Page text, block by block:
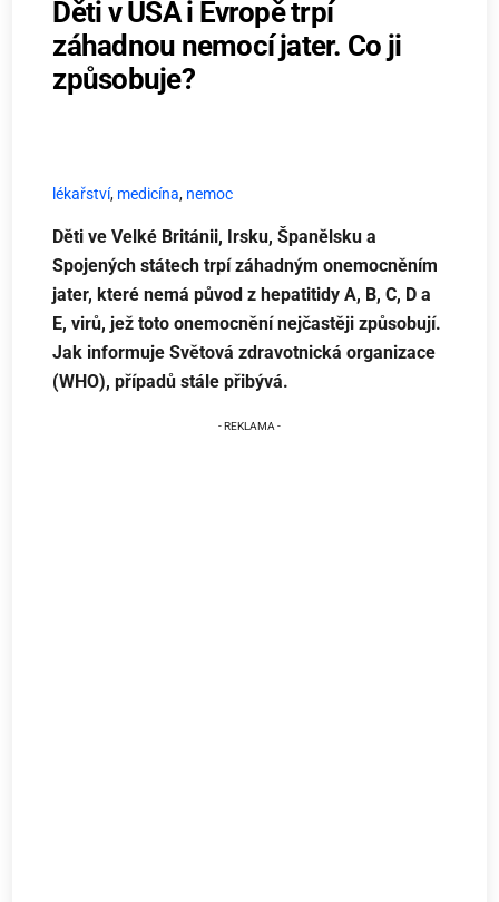
Děti v USA i Evropě trpí
záhadnou nemocí jater. Co ji
způsobuje?
lékařství, medicína, nemoc
Děti ve Velké Británii, Irsku, Španělsku a
Spojených státech trpí záhadným onemocněním
jater, které nemá původ z hepatitidy A, B, C, D a
E, virů, jež toto onemocnění nejčastěji způsobují.
Jak informuje Světová zdravotnická organizace
(WHO), případů stále přibývá.